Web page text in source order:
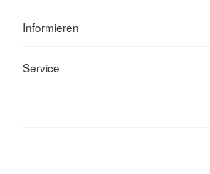
Informieren
Service